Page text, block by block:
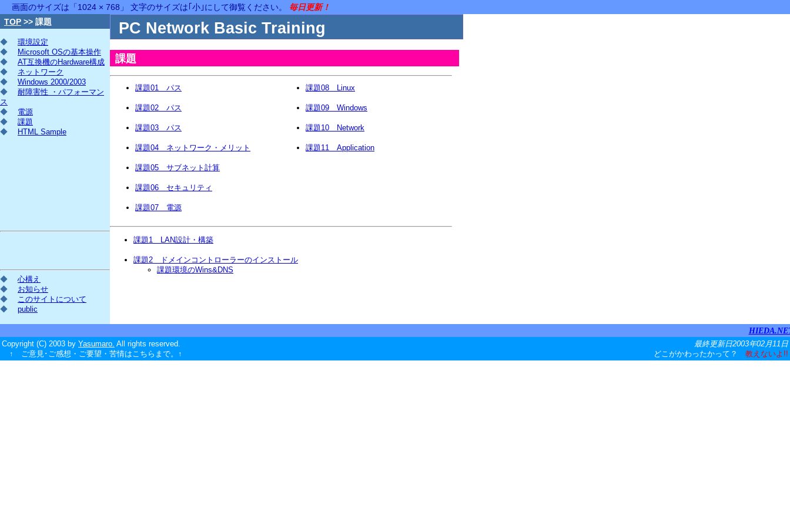
画面のサイズは「1024 × 768」 文字のサイズは｢小｣にして御覧ください。 毎日更新！
TOP >> 課題
◆
環境設定
◆
Microsoft OSの基本操作
◆
AT互換機のHardware構成
◆
ネットワーク
◆
Windows 2000/2003
◆
耐障害性 ・パフォーマン
ス
◆
電源
◆
課題
◆
HTML Sample
◆
心構え
◆
お知らせ
◆
このサイトについて
◆
public
PC Network Basic Training
課題
課題01 パス
課題02 パス
課題03 パス
課題04 ネットワーク・メリット
課題05 サブネット計算
課題06 セキュリティ
課題07 電源
課題08 Linux
課題09 Windows
課題10 Network
課題11 Application
課題1 LAN設計・構築
課題2 ドメインコントローラーのインストール
課題環境のWins&DNS
Copyright (C) 2003 by Yasumaro. All rights reserved.
↑ ご意見･ご感想・ご要望・苦情はこちらまで。↑
最終更新日2003年02月11日
どこがかわったかって？ 教えないよ!!